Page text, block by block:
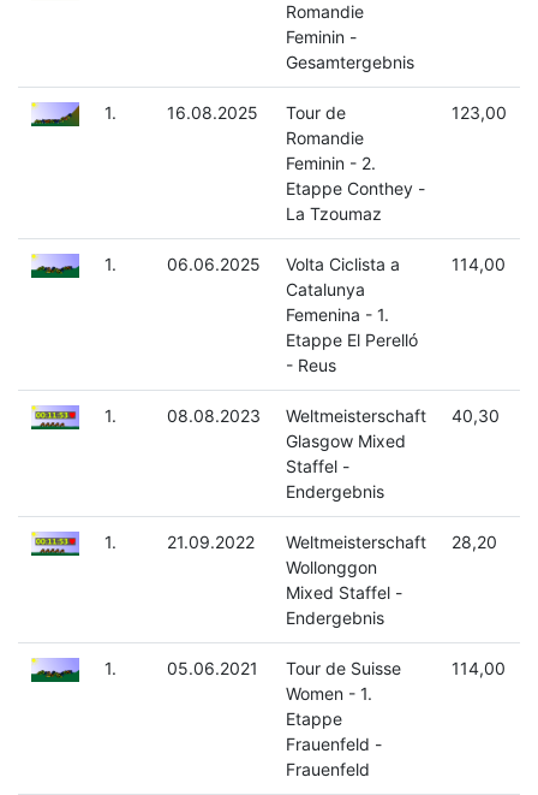
Romandie
Feminin -
Gesamtergebnis
1. 16.08.2025
Tour de
Romandie
Feminin - 2.
Etappe Conthey -
La Tzoumaz
123,00
1. 06.06.2025
Volta Ciclista a
Catalunya
Femenina - 1.
Etappe El Perelló
- Reus
114,00
1. 08.08.2023
Weltmeisterschaft
Glasgow Mixed
Staffel -
Endergebnis
40,30
1. 21.09.2022
Weltmeisterschaft
Wollonggon
Mixed Staffel -
Endergebnis
28,20
1. 05.06.2021
Tour de Suisse
Women - 1.
Etappe
Frauenfeld -
Frauenfeld
114,00